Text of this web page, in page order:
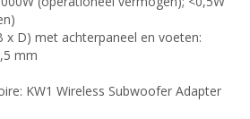
x D) met achterpaneel en voeten:
mm
KW1 Wireless Subwoofer Adapter